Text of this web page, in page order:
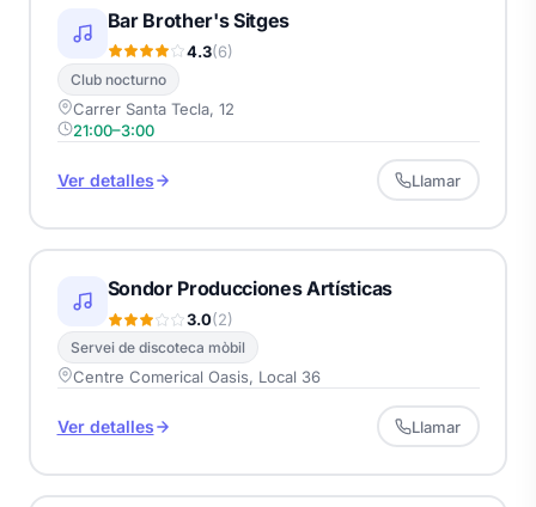
Bar Brother's Sitges
4.3(6)
Club nocturno
Carrer Santa Tecla, 12
21:00–3:00
Ver detalles Llamar
Sondor Producciones Artísticas
3.0(2)
Servei de discoteca mòbil
Centre Comerical Oasis, Local 36
Ver detalles Llamar